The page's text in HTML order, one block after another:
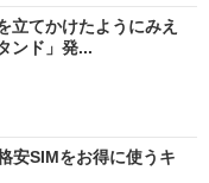
立てかけたようにみえ
ンド」発...
安SIMをお得に使うキ